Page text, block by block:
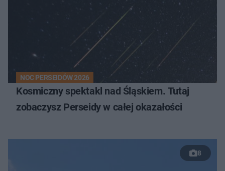
NOC PERSEIDÓW 2026
Kosmiczny spektakl nad Śląskiem. Tutaj
zobaczysz Perseidy w całej okazałości
8